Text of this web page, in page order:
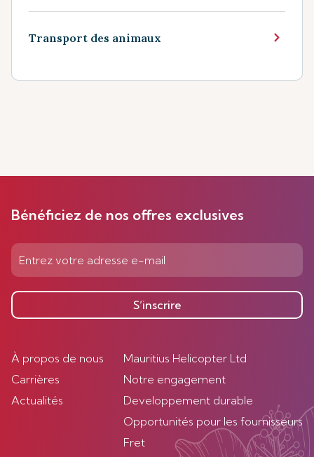
Transport des animaux
Bénéficiez de nos offres exclusives
S’inscrire
À propos de nous
Carrières
Actualités
Mauritius Helicopter Ltd
Notre engagement
Developpement durable
Opportunités pour les fournisseurs
Fret